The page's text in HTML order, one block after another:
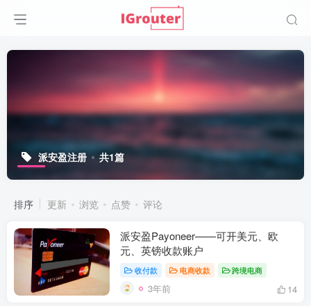
派安盈注册 共1篇
排序 更新 浏览 点赞 评论
派安盈Payoneer——可开美元、欧
元、英镑收款账户
收付款 电商收款 跨境电商
3年前 14